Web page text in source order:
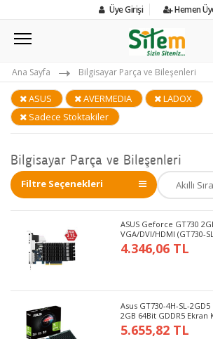
Üye Girişi Hemen
Ana Sayfa Bilgisayar Parça ve Bileşenleri
ASUS AVERMEDIA
LADOX
Sadece Stoktakiler
Bilgisayar Parça ve Bileşenleri
Filtre Seçenekleri
ASUS Geforce GT730
VGA/DVI/HDMI (GT730-
4.346,06 TL
Asus GT730-4H-SL-
2GB 64Bit GDDR5 Ekran
5.655,82 TL